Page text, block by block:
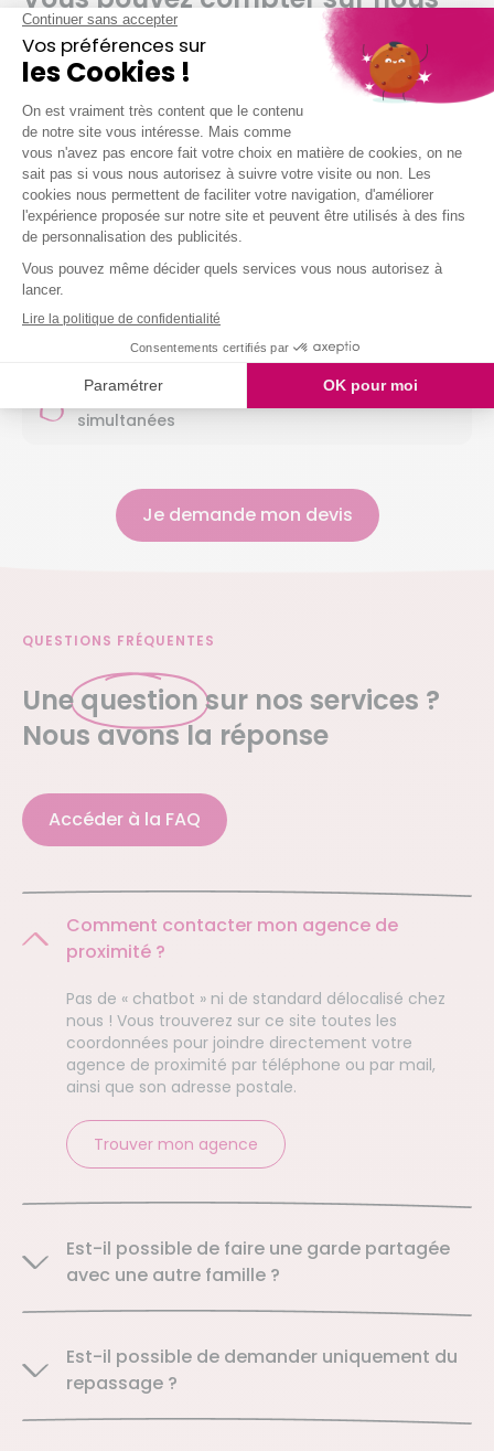
pour…
Dépoussiérer et ranger selon vos habitudes
Nettoyer vos sols (carrelage, parquet,
moquette, etc.)
Entretenir votre salle de bain
Entretenir vos sanitaires
Nettoyer vos vitres
Laver votre vaisselle
Et même arroser vos plantes !
Nous intervenons chez vous à partir de 2h
simultanées
Je demande mon devis
QUESTIONS FRÉQUENTES
Une question sur nos services ?
Nous avons la réponse
Accéder à la FAQ
Comment contacter mon agence de
proximité ?
Pas de « chatbot » ni de standard délocalisé chez
nous ! Vous trouverez sur ce site toutes les
coordonnées pour joindre directement votre
agence de proximité par téléphone ou par mail,
ainsi que son adresse postale.
Trouver mon agence
Est-il possible de faire une garde partagée
avec une autre famille ?
Est-il possible de demander uniquement du
repassage ?